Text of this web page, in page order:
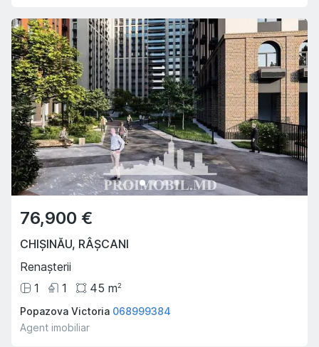
76,900 €
CHIȘINĂU, RÂȘCANI
Renașterii
1
1 45 m2
Popazova Victoria 068999384
Agent imobiliar